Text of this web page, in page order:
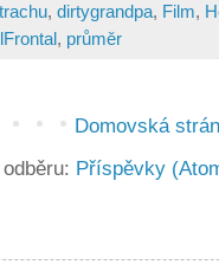
, dirtygrandpa, Film,
, průměr
Domovská
Příspěvky